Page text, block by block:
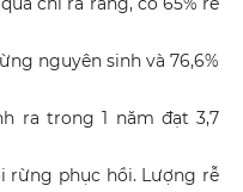
nguyên sinh và 76,6%
ra trong 1 năm đạt 3,7
rừng phục hồi. Lượng rễ